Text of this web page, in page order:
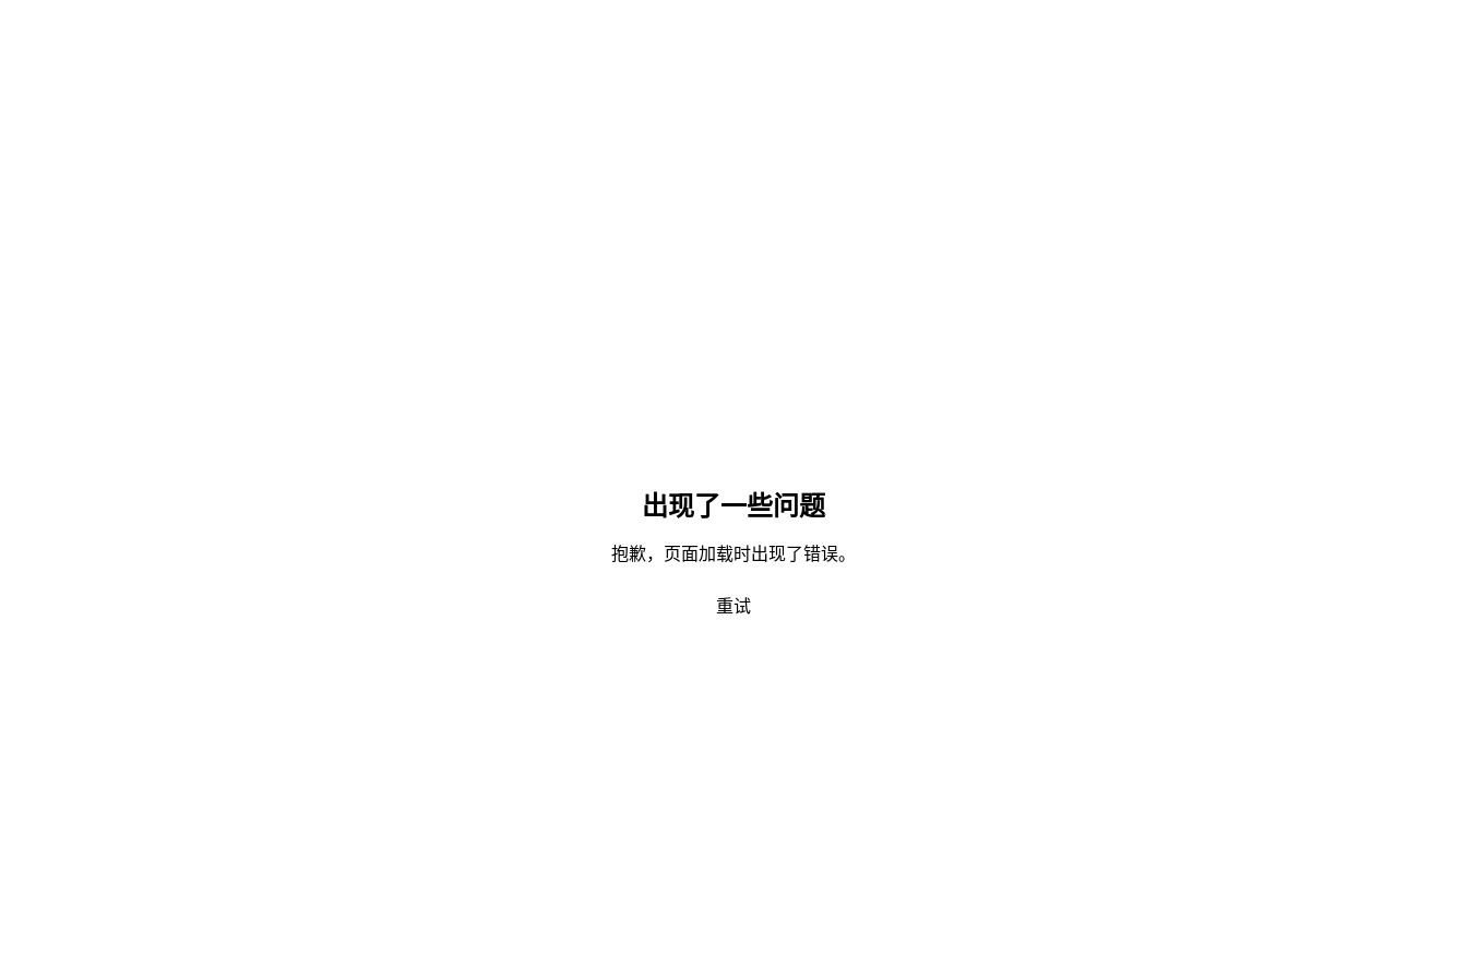
出现了一些问题
抱歉，页面加载时出现了错误。
重试